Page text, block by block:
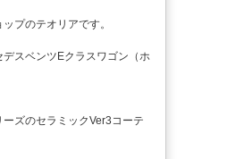
プのテオリアです。
スベンツEクラスワゴン（ホ
ズのセラミックVer3コーテ